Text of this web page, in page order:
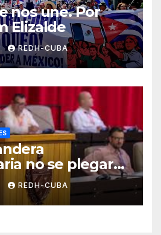
nos une. Por
Elizalde
REDH-CUBA
no se plegará
Rodríguez
REDH-CUBA